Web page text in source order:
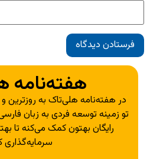
هفته‌نامه
در هفته‌نامه هلی‌تاک به روزترین
تو زمینه توسعه فردی به زبان
رایگان بهتون کمک می‌کنه تا
سرمایه‌گذاری